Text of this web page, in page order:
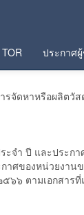
TOR ประกาศ
รจัดหาหรือผลิต
ำ ปี และประกา
าศของหน่วยงาน
๖๖ ตามเอกสาร